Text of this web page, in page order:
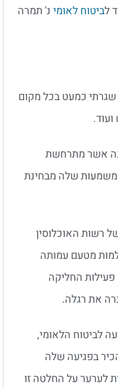
ביטוח לאומי נ' תמרה
שגרתי כמעט בכל מקום
ועוד.
אשר מתרחשת
שלה מבחינת
רשות האוכלוסין
מטעם עמותה
החליקה
את רגלה.
לביטוח הלאומי,
בפגיעה שלה
ת לערער על החלטה זו